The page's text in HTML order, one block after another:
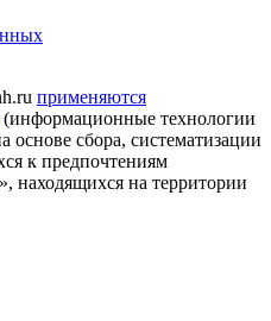
применяются
(информационные технологии
сбора, систематизации
к предпочтениям
находящихся на территории